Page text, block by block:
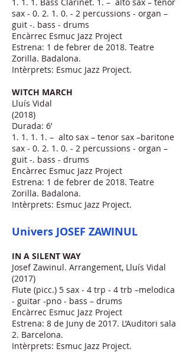
sax - 0. 2. 1. 0. - 2 percussions - organ –
guit -. bass - drums
Encàrrec Esmuc Jazz Project
Estrena: 1 de febrer de 2018. Teatre
Zorilla. Badalona.
Intèrprets: Esmuc Jazz Project.
WITCH MARCH
Lluís Vidal
(2018)
Durada: 6’
1. 1. 1. 1. – alto sax – tenor sax –baritone
sax - 0. 2. 1. 0. - 2 percussions - organ –
guit -. bass - drums
Encàrrec Esmuc Jazz Project
Estrena: 1 de febrer de 2018. Teatre
Zorilla. Badalona.
Intèrprets: Esmuc Jazz Project.
Univers JOSEF ZAWINUL
IN A SILENT WAY
Josef Zawinul. Arrangement, Lluís Vidal
(2017)
Flute (picc.) 5 sax - 4 trp - 4 trb –melodica
- guitar -pno - bass – drums
Encàrrec Esmuc Jazz Project
Estrena: 8 de Juny de 2017. L’Auditori sala
2. Barcelona.
Intèrprets: Esmuc Jazz Project.